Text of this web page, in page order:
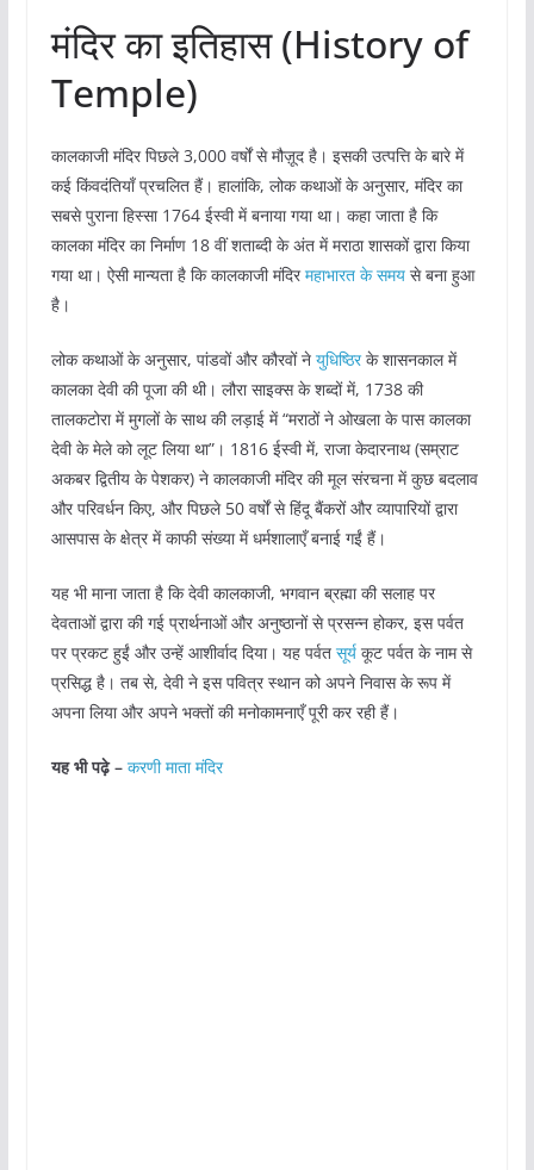
मंदिर का इतिहास (History of
Temple)
कालकाजी मंदिर पिछले 3,000 वर्षों से मौज़ूद है। इसकी उत्पत्ति के बारे में
कई किंवदंतियाँ प्रचलित हैं। हालांकि, लोक कथाओं के अनुसार, मंदिर का
सबसे पुराना हिस्सा 1764 ईस्वी में बनाया गया था। कहा जाता है कि
कालका मंदिर का निर्माण 18 वीं शताब्दी के अंत में मराठा शासकों द्वारा किया
गया था। ऐसी मान्यता है कि कालकाजी मंदिरमहाभारत के समयसे बना हुआ
है।
लोक कथाओं के अनुसार, पांडवों और कौरवों ने युधिष्ठिरके शासनकाल में
कालका देवी की पूजा की थी। लौरा साइक्स के शब्दों में, 1738 की
तालकटोरा में मुगलों के साथ की लड़ाई में “मराठों ने ओखला के पास कालका
देवी के मेले को लूट लिया था”। 1816 ईस्वी में, राजा केदारनाथ (सम्राट
अकबर द्वितीय के पेशकर) ने कालकाजी मंदिर की मूल संरचना में कुछ बदलाव
और परिवर्धन किए, और पिछले 50 वर्षों से हिंदू बैंकरों और व्यापारियों द्वारा
आसपास के क्षेत्र में काफी संख्या में धर्मशालाएँ बनाई गईं हैं।
यह भी माना जाता है कि देवी कालकाजी, भगवान ब्रह्मा की सलाह पर
देवताओं द्वारा की गई प्रार्थनाओं और अनुष्ठानों से प्रसन्न होकर, इस पर्वत
पर प्रकट हुईं और उन्हें आशीर्वाद दिया। यह पर्वत सूर्यकूट पर्वत के नाम से
प्रसिद्ध है। तब से, देवी ने इस पवित्र स्थान को अपने निवास के रूप में
अपना लिया और अपने भक्तों की मनोकामनाएँ पूरी कर रही हैं।
यह भी पढ़े – करणी माता मंदिर